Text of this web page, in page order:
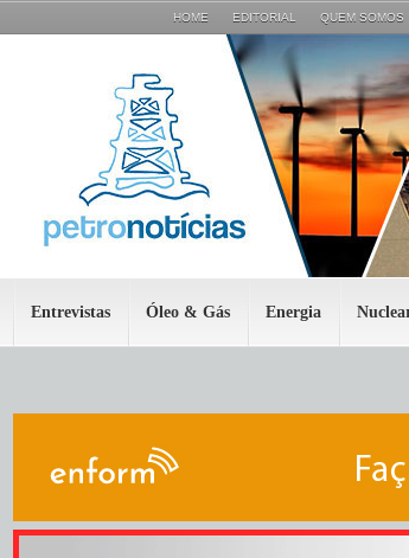
HOME EDITORIAL QUEM SOMOS
Entrevistas Óleo & Gás Energia